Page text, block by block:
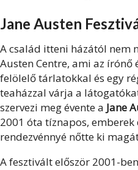
Jane Austen
A család itteni házától nem
Austen Centre, ami az írónő
felölelő tárlatokkal és egy
teaházzal várja a
szervezi meg évente a Jane
2001 óta tíznapos,
rendezvénnyé nőtte ki
A fesztivált először 2001-